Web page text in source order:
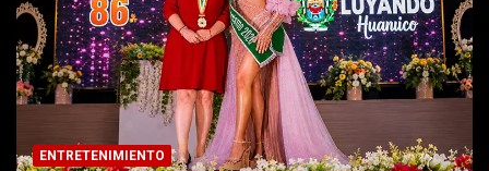
ENTRETENIMIENTO